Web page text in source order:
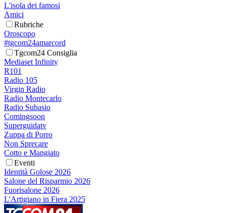
L'isola dei famosi
Amici
Rubriche
Oroscopo
#tgcom24amarcord
Tgcom24 Consiglia
Mediaset Infinity
R101
Radio 105
Virgin Radio
Radio Montecarlo
Radio Subasio
Comingsoon
Superguidatv
Zuppa di Porro
Non Sprecare
Cotto e Mangiato
Eventi
Identità Golose 2026
Salone del Risparmio 2026
Fuorisalone 2026
L'Artigiano in Fiera 2025